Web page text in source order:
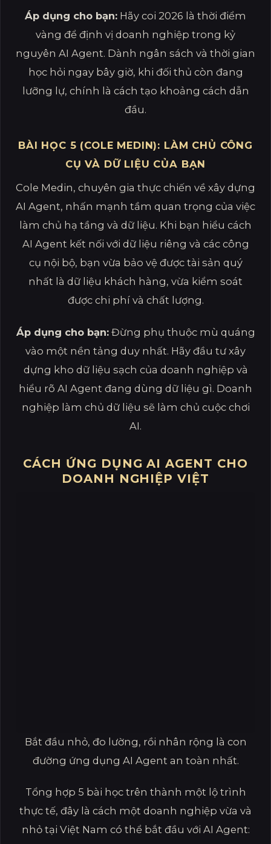
Áp dụng cho bạn: Hãy coi 2026 là thời điểm
vàng để định vị doanh nghiệp trong kỷ
nguyên AI Agent. Dành ngân sách và thời gian
học hỏi ngay bây giờ, khi đối thủ còn đang
lưỡng lự, chính là cách tạo khoảng cách dẫn
đầu.
BÀI HỌC 5 (COLE MEDIN): LÀM CHỦ CÔNG
CỤ VÀ DỮ LIỆU CỦA BẠN
Cole Medin, chuyên gia thực chiến về xây dựng
AI Agent, nhấn mạnh tầm quan trọng của việc
làm chủ hạ tầng và dữ liệu. Khi bạn hiểu cách
AI Agent kết nối với dữ liệu riêng và các công
cụ nội bộ, bạn vừa bảo vệ được tài sản quý
nhất là dữ liệu khách hàng, vừa kiểm soát
được chi phí và chất lượng.
Áp dụng cho bạn:Đừng phụ thuộc mù quáng
vào một nền tảng duy nhất. Hãy đầu tư xây
dựng kho dữ liệu sạch của doanh nghiệp và
hiểu rõ AI Agent đang dùng dữ liệu gì. Doanh
nghiệp làm chủ dữ liệu sẽ làm chủ cuộc chơi
AI.
CÁCH ỨNG DỤNG AI AGENT CHO
DOANH NGHIỆP VIỆT
Bắt đầu nhỏ, đo lường, rồi nhân rộng là con
đường ứng dụng AI Agent an toàn nhất.
Tổng hợp 5 bài học trên thành một lộ trình
thực tế, đây là cách một doanh nghiệp vừa và
nhỏ tại Việt Nam có thể bắt đầu với AI Agent: